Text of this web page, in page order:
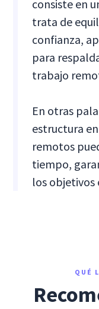
consiste en
trata de
confianza,
para
trabajo
En otras
estructura
remotos
tiempo,
los objetivos
QUÉ